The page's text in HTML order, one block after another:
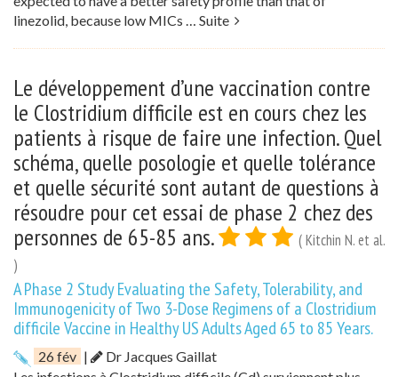
linezolid, because low MICs … Suite
Le développement d’une vaccination contre
le Clostridium difficile est en cours chez les
patients à risque de faire une infection. Quel
schéma, quelle posologie et quelle tolérance
et quelle sécurité sont autant de questions à
résoudre pour cet essai de phase 2 chez des
personnes de 65-85 ans.
( Kitchin N. et al.
)
A Phase 2 Study Evaluating the Safety, Tolerability, and
Immunogenicity of Two 3-Dose Regimens of a Clostridium
difficile Vaccine in Healthy US Adults Aged 65 to 85 Years.
26 fév |
Dr Jacques Gaillat